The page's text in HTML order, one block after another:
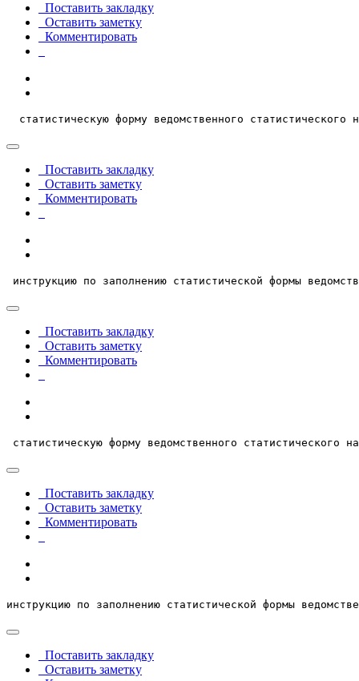
Поставить закладку
Оставить заметку
Комментировать
статистическую форму ведомственного статистического
Поставить закладку
Оставить заметку
Комментировать
инструкцию по заполнению статистической формы
Поставить закладку
Оставить заметку
Комментировать
статистическую форму ведомственного
Поставить закладку
Оставить заметку
Комментировать
инструкцию по заполнению статистической формы
Поставить закладку
Оставить заметку